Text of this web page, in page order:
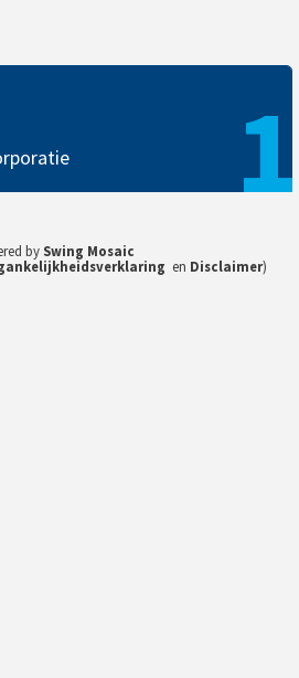
1
by Swing Mosaic
en Disclaimer)